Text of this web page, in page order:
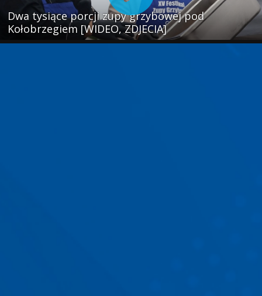
Dwa tysiące porcji zupy grzybowej pod
Kołobrzegiem [WIDEO, ZDJECIA]